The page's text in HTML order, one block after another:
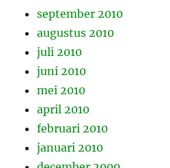
september 2010
augustus 2010
juli 2010
juni 2010
mei 2010
april 2010
februari 2010
januari 2010